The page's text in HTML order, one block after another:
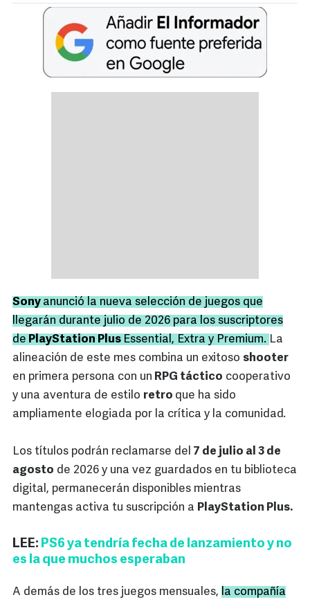
Sony anunció la nueva selección de juegos que
llegarán durante julio de 2026 para los suscriptores
de PlayStation Plus Essential, Extra y Premium. La
alineación de este mes combina un exitoso shooter
en primera persona con un RPG táctico cooperativo
y una aventura de estilo retro que ha sido
ampliamente elogiada por la crítica y la comunidad.
Los títulos podrán reclamarse del 7 de julio al 3 de
agosto de 2026 y una vez guardados en tu biblioteca
digital, permanecerán disponibles mientras
mantengas activa tu suscripción a PlayStation Plus.
LEE: PS6 ya tendría fecha de lanzamiento y no
es la que muchos esperaban
A demás de los tres juegos mensuales, la compañía